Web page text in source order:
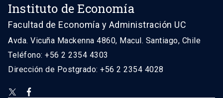
Instituto de Economía
Facultad de Economía y Administración UC
Avda. Vicuña Mackenna 4860, Macul. Santiago, Chile
Teléfono: +56 2 2354 4303
Dirección de Postgrado: +56 2 2354 4028